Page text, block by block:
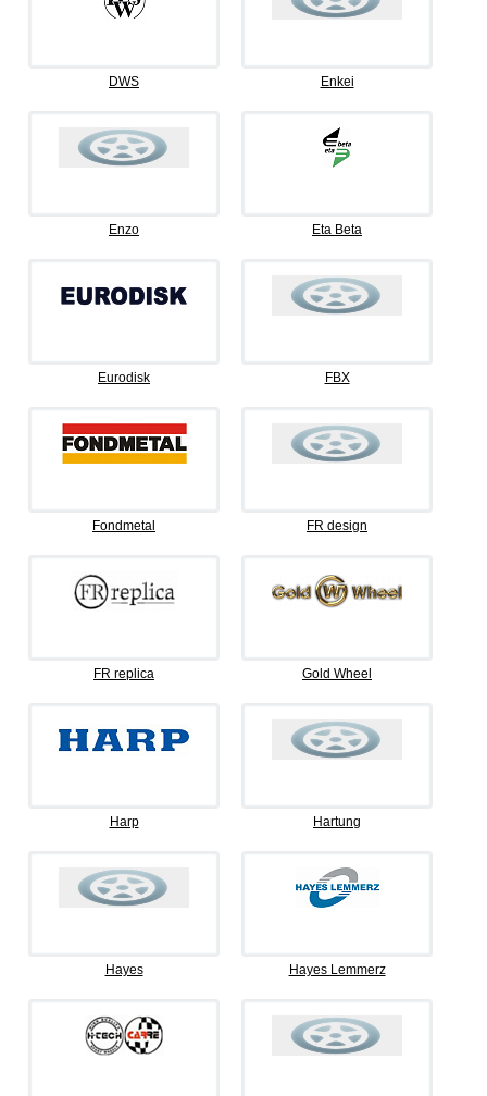
DWS Enkei
Enzo Eta Beta
Eurodisk FBX
Fondmetal FR design
FR replica Gold Wheel
Harp Hartung
Hayes Hayes Lemmerz